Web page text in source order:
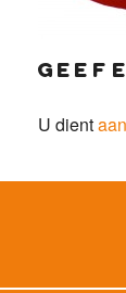
geef
U dient